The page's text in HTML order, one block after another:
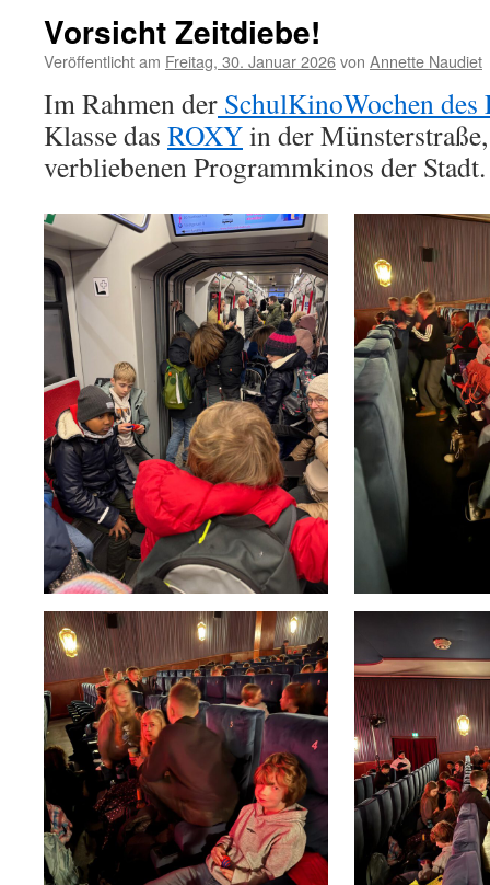
Vorsicht Zeitdiebe!
Veröffentlicht am Freitag, 30. Januar 2026von Annette Naudiet
Im Rahmen der SchulKinoWochen
Klasse das ROXYin der
verbliebenen Programmkinos der